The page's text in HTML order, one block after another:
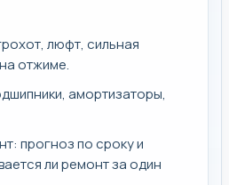
люфт, сильная
отжиме.
амортизаторы,
прогноз по сроку и
ли ремонт за один